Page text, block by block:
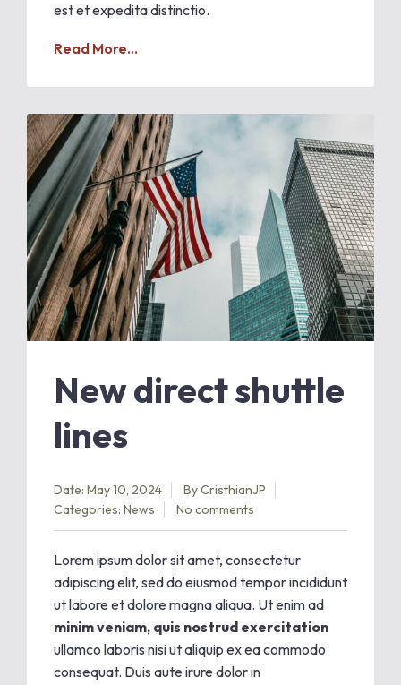
est et expedita distinctio.
Read More...
New direct shuttle
lines
Date: May 10, 2024 ByCristhianJP
Categories: News No comments
Lorem ipsum dolor sit amet, consectetur
adipiscing elit, sed do eiusmod tempor incididunt
ut labore et dolore magna aliqua. Ut enim ad
minim veniam, quis nostrud exercitation
ullamco laboris nisi ut aliquip ex ea commodo
consequat. Duis aute irure dolor in